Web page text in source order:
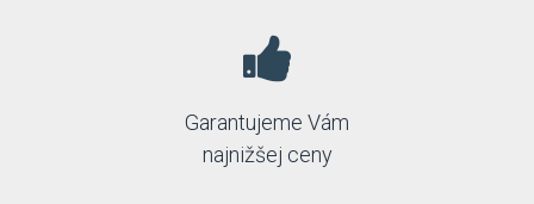
Garantujeme Vám
najnižšej ceny